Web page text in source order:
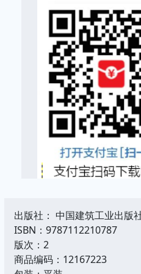
出版社： 中国建筑工业出版
ISBN：9787112210787
版次：2
商品编码：12167223